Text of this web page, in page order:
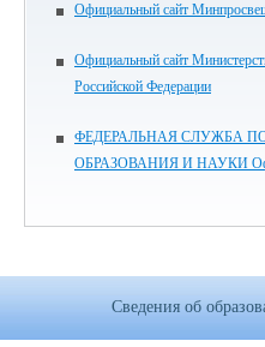
Официальный сайт
Официальный сайт
Российской Федерации
ФЕДЕРАЛЬНАЯ СЛУЖБА
ОБРАЗОВАНИЯ И НАУКИ
Сведения об